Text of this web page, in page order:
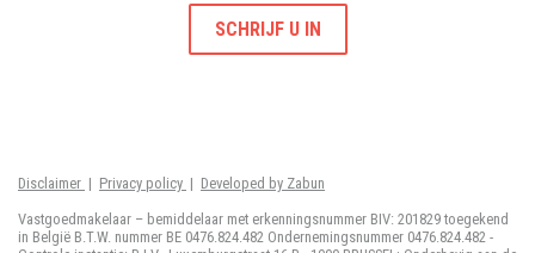
SCHRIJF U IN
Disclaimer | Privacy policy | Developed by Zabun
Vastgoedmakelaar – bemiddelaar met erkenningsnummer BIV: 201829 toegekend
in België B.T.W. nummer BE 0476.824.482 Ondernemingsnummer 0476.824.482 -